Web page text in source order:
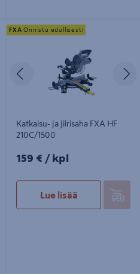
Katkaisu- ja jiirisaha FXA HF
210C/1500
Edellinen
Katkaisu- ja jiirisaha FXA HF
210C/1500
159€/kpl
159 € / kpl
Lue lisää
FXA Onnistu edullisesti